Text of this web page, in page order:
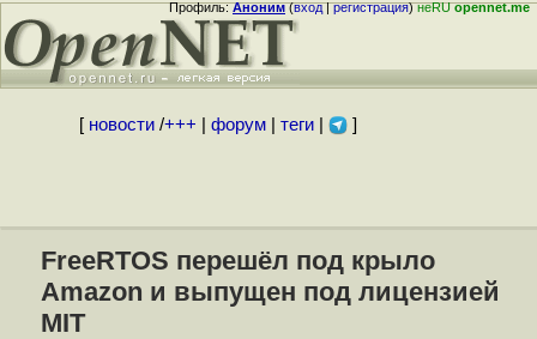
Профиль:Аноним(вход|регистрация)неRUopennet.me
[ новости/+++ форум| теги| ]
FreeRTOS перешёл под крыло
Amazon и выпущен под лицензией
MIT